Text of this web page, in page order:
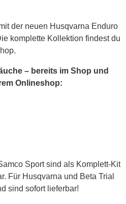
der neuen Husqvarna Enduro
komplette Kollektion findest du
– bereits im Shop und
Onlineshop:
Sport sind als Komplett-Kit
Für Husqvarna und Beta Trial
sind sofort lieferbar!